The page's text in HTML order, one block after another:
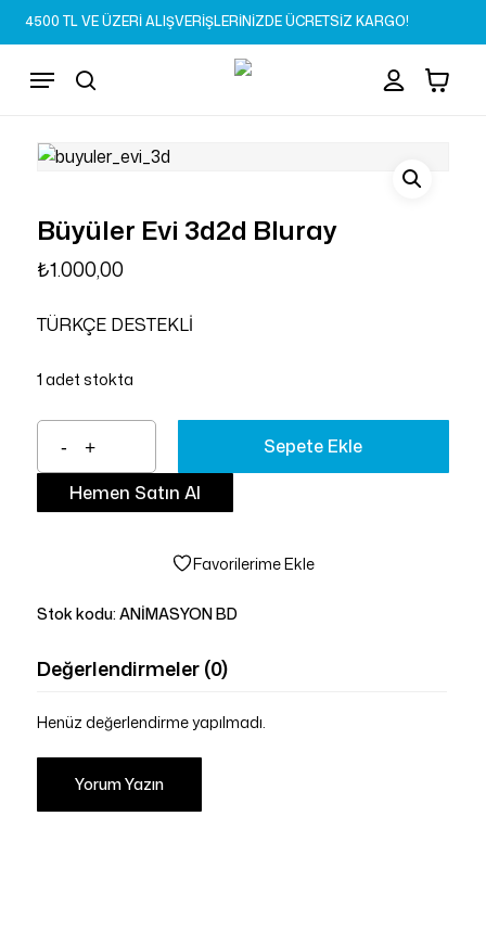
Skip
to
content
4500 TL VE ÜZERİ ALIŞVERİŞLERİNİZDE ÜCRETSİZ KARGO!
search
Menu Sepet Close
Cart
Büyüler Evi 3d2d Bluray
₺1.000,00
TÜRKÇE DESTEKLİ
1 adet stokta
Sepete Ekle
Hemen Satın Al
Favorilerime Ekle
Stok kodu: ANİMASYON BD
Değerlendirmeler (0)
Henüz değerlendirme yapılmadı.
Yorum Yazın